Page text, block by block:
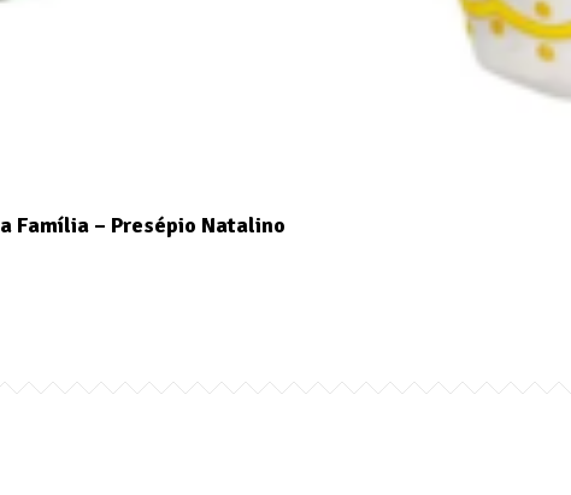
Família – Presépio Natalino